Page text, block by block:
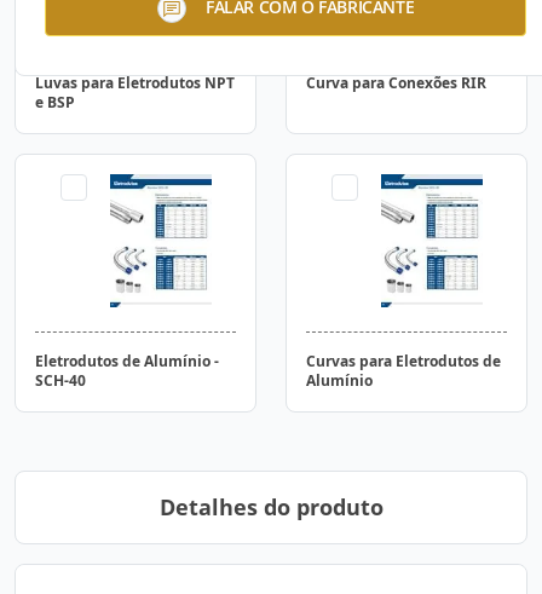
FALAR COM O FABRICANTE
Luvas para Eletrodutos NPT
e BSP
Curva para Conexões RIR
Eletrodutos de Alumínio -
SCH-40
Curvas para Eletrodutos de
Alumínio
Detalhes do produto